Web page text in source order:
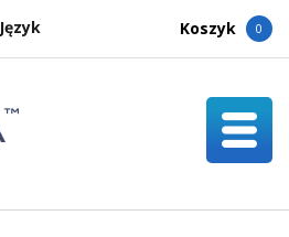
Język Koszyk 0